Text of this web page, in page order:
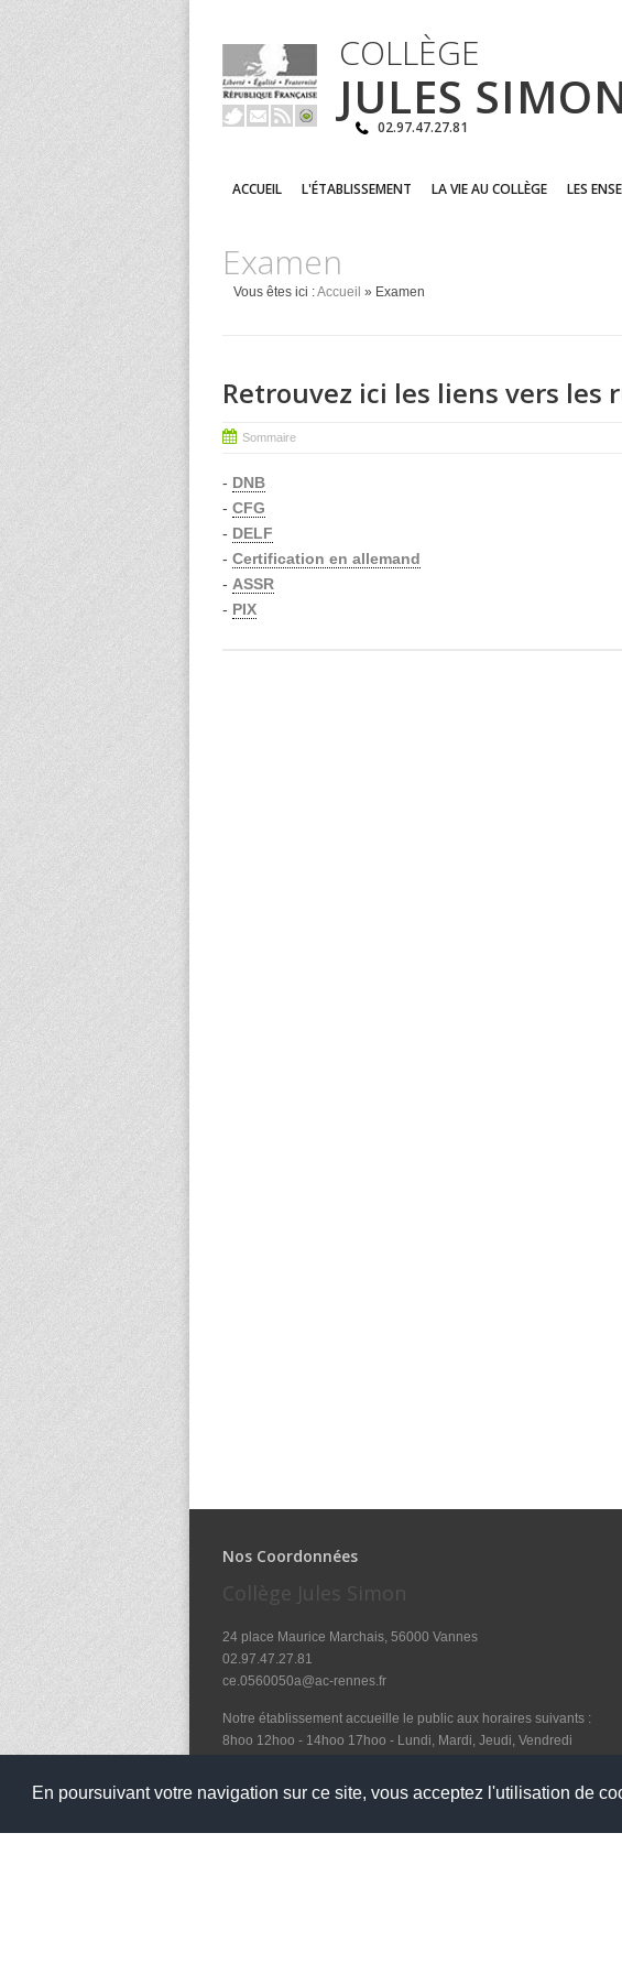
En poursuivant votre navigation sur ce site, vous acceptez l'utilisation de
COLLÈGE
JULES
02.97.47.27.81
ACCUEIL L'ÉTABLISSEMENT LA VIE AU COLLÈGE LES
Examen
Vous êtes ici :Accueil » Examen
Retrouvez ici les liens vers les
Sommaire
- DNB
- CFG
- DELF
- Certification en allemand
- ASSR
- PIX
Nos Coordonnées
Collège Jules Simon
24 place Maurice Marchais, 56000 Vannes
02.97.47.27.81
ce.0560050a@ac-rennes.fr
Notre établissement accueille le public aux horaires suivants :
8hoo 12hoo - 14hoo 17hoo - Lundi, Mardi, Jeudi, Vendredi